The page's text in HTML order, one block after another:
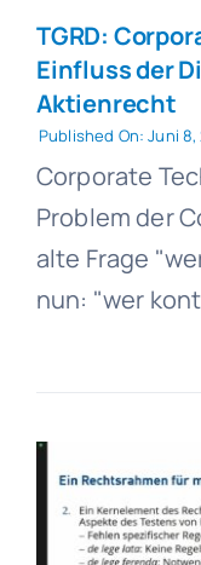
TGRD:
Einfluss der
Aktienrecht
Published On: Juni 8,
Corporate
Problem der
alte Frage
nun: "wer